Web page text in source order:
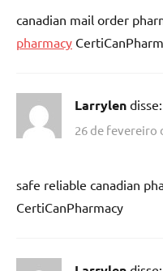
canadian mail order
pharmacy
Larrylen disse:
26 de fevereiro
safe reliable canadian
CertiCanPharmacy